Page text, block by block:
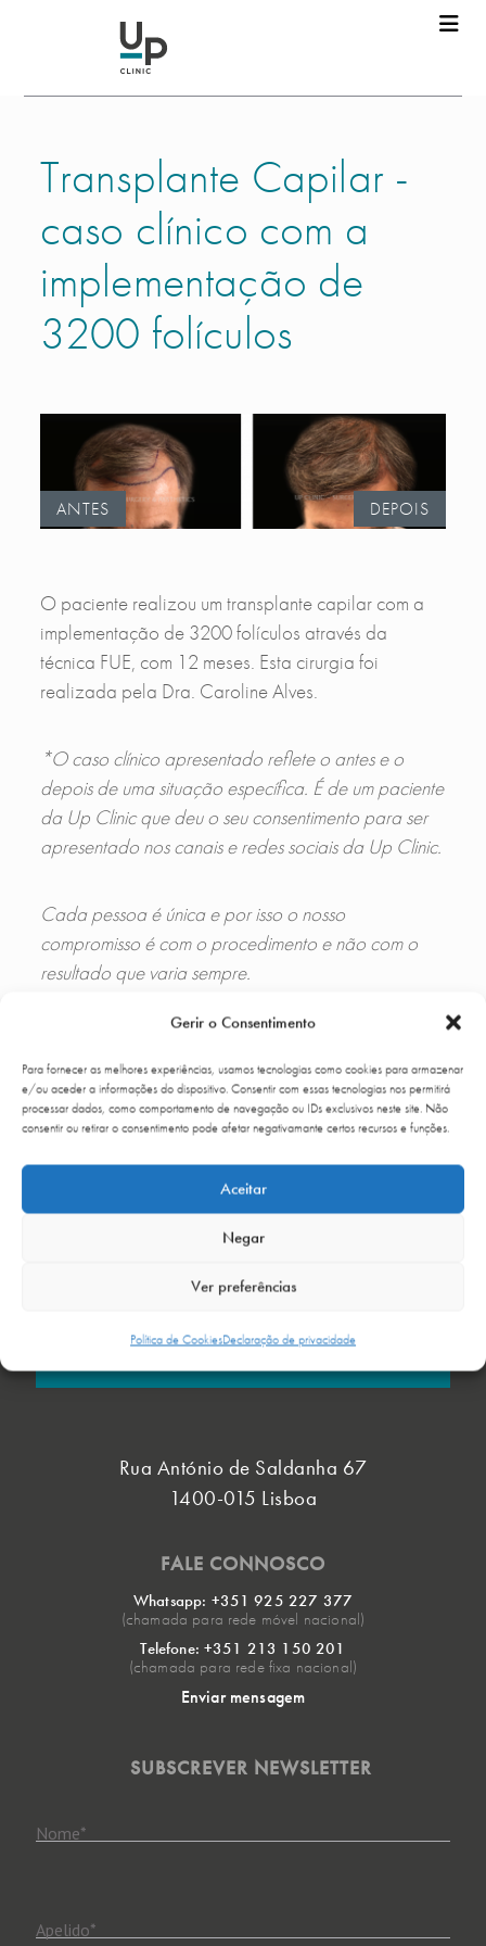
Gerir o Consentimento
Para fornecer as melhores experiências, usamos tecnologias como cookies para armazenar
e/ou aceder a informações do dispositivo. Consentir com essas tecnologias nos permitirá
processar dados, como comportamento de navegação ou IDs exclusivos neste site. Não
consentir ou retirar o consentimento pode afetar negativamante certos recursos e funções.
Aceitar
Negar
Ver preferências
Política de CookiesDeclaração de privacidade
Transplante Capilar -
caso clínico com a
implementação de
3200 folículos
ANTES DEPOIS
O paciente realizou um transplante capilar com a
implementação de 3200 folículos através da
técnica FUE, com 12 meses. Esta cirurgia foi
realizada pela Dra. Caroline Alves.
*O caso clínico apresentado reflete o antes e o
depois de uma situação específica. É de um paciente
da Up Clinic que deu o seu consentimento para ser
apresentado nos canais e redes sociais da Up Clinic.
Cada pessoa é única e por isso o nosso
compromisso é com o procedimento e não com o
resultado que varia sempre.
ONDE ESTAMOS
Rua António de Saldanha 67
1400-015 Lisboa
FALE CONNOSCO
Whatsapp: +351 925 227 377
(chamada para rede móvel nacional)
Telefone: +351 213 150 201
(chamada para rede fixa nacional)
Enviar mensagem
SUBSCREVER NEWSLETTER
Nome*
Apelido*